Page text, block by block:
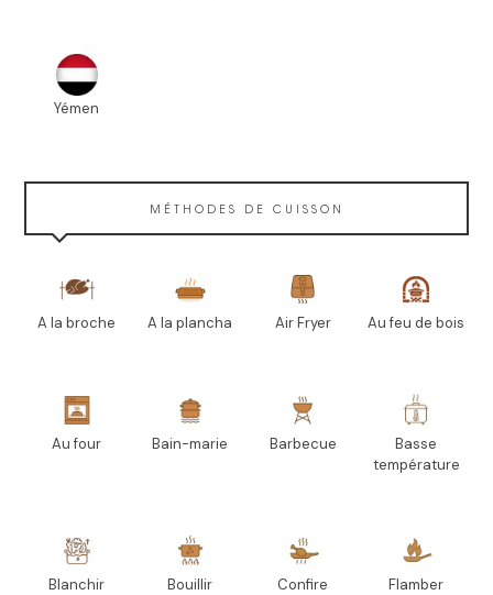
Yémen
MÉTHODES DE CUISSON
A la broche A la plancha Air Fryer Au feu de bois
Au four Bain-marie Barbecue
Basse
température
Blanchir Bouillir Confire Flamber